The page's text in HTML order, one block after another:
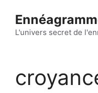
contenuL'univers secret de